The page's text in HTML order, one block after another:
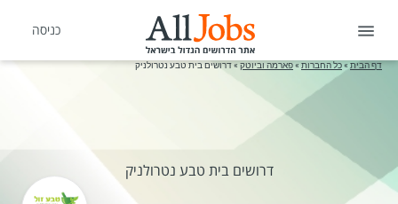
כניסה
דף הבית »כל החברות »פארמה וביוטק »דרושים בית טבע נטרולניק
דרושים בית טבע נטרולניק